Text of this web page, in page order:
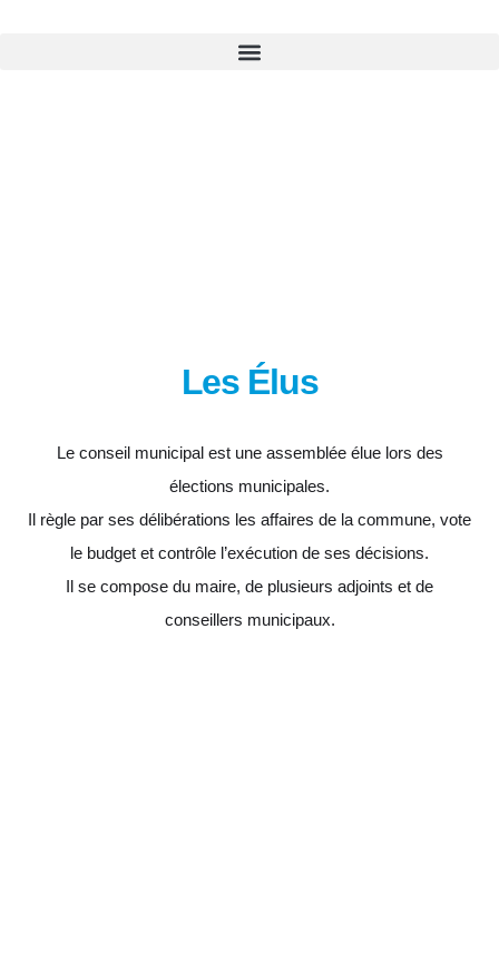
Les Élus
Le conseil municipal est une assemblée élue lors des
élections municipales.
Il règle par ses délibérations les affaires de la commune, vote
le budget et contrôle l’exécution de ses décisions.
Il se compose du maire, de plusieurs adjoints et de
conseillers municipaux.